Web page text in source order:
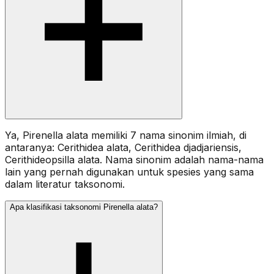
Ya, Pirenella alata memiliki 7 nama sinonim ilmiah, di
antaranya: Cerithidea alata, Cerithidea djadjariensis,
Cerithideopsilla alata. Nama sinonim adalah nama-nama
lain yang pernah digunakan untuk spesies yang sama
dalam literatur taksonomi.
Apa klasifikasi taksonomi Pirenella alata?